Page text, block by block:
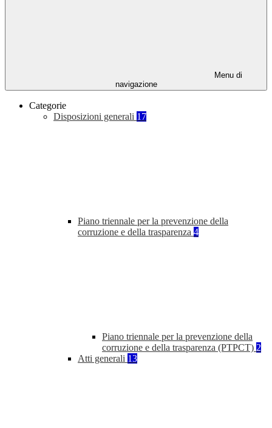
Menu di
navigazione
Categorie
Disposizioni generali 17
Piano triennale per la prevenzione della
corruzione e della trasparenza 4
Piano triennale per la prevenzione della
corruzione e della trasparenza (PTPCT) 2
Atti generali 13